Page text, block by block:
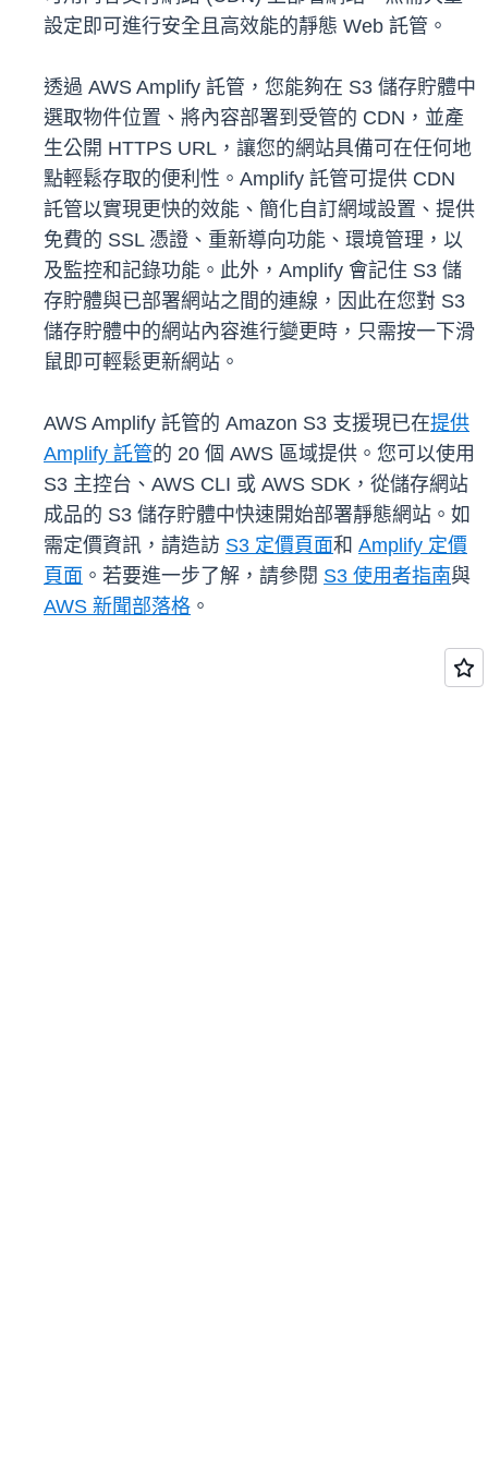
設定即可進行安全且高效能的靜態 Web 託管。
透過 AWS Amplify 託管，您能夠在 S3 儲存貯體中
選取物件位置、將內容部署到受管的 CDN，並產
生公開 HTTPS URL，讓您的網站具備可在任何地
點輕鬆存取的便利性。Amplify 託管可提供 CDN
託管以實現更快的效能、簡化自訂網域設置、提供
免費的 SSL 憑證、重新導向功能、環境管理，以
及監控和記錄功能。此外，Amplify 會記住 S3 儲
存貯體與已部署網站之間的連線，因此在您對 S3
儲存貯體中的網站內容進行變更時，只需按一下滑
鼠即可輕鬆更新網站。
AWS Amplify 託管的 Amazon S3 支援現已在提供
Amplify 託管的 20 個 AWS 區域提供。您可以使用
S3 主控台、AWS CLI 或 AWS SDK，從儲存網站
成品的 S3 儲存貯體中快速開始部署靜態網站。如
需定價資訊，請造訪 S3 定價頁面和 Amplify 定價
頁面 。若要進一步了解，請參閱 S3 使用者指南與
AWS 新聞部落格 。